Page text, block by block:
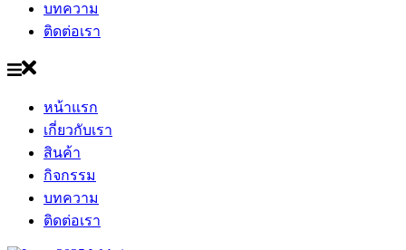
บทความ
ติดต่อเรา
หน้าแรก
เกี่ยวกับเรา
สินค้า
กิจกรรม
บทความ
ติดต่อเรา